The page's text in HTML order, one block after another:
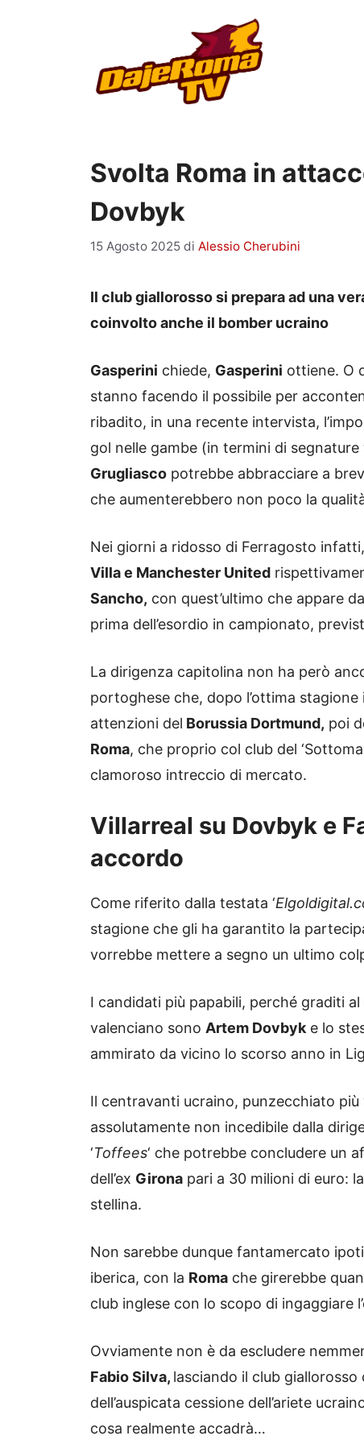
Svolta Roma in
Dovbyk
15 Agosto 2025 di Alessio Cherubini
Il club giallorosso si prepara ad una
coinvolto anche il bomber ucraino
Gasperini chiede, Gasperini ottiene. O
stanno facendo il possibile per
ribadito, in una recente intervista,
gol nelle gambe (in termini di
Grugliasco potrebbe abbracciare a
che aumenterebbero non poco la
Nei giorni a ridosso di Ferragosto
Villa e Manchester United
Sancho, con quest’ultimo che appare
prima dell’esordio in campionato,
La dirigenza capitolina non ha però
portoghese che, dopo l’ottima
attenzioni del Borussia Dortmund, poi
Roma, che proprio col club del
clamoroso intreccio di mercato.
Villarreal su Dovbyk e
accordo
Come riferito dalla testata ‘
stagione che gli ha garantito la
vorrebbe mettere a segno un ultimo
I candidati più papabili, perché graditi
valenciano sono Artem Dovbyk e lo
ammirato da vicino lo scorso anno in
Il centravanti ucraino, punzecchiato più
assolutamente non incedibile dalla
‘Toffees‘ che potrebbe concludere un
dell’ex Girona pari a 30 milioni di euro:
stellina.
Non sarebbe dunque fantamercato
iberica, con la Roma che girerebbe
club inglese con lo scopo di ingaggiare
Ovviamente non è da escludere
Fabio Silva, lasciando il club
dell’auspicata cessione dell’ariete
cosa realmente accadrà…